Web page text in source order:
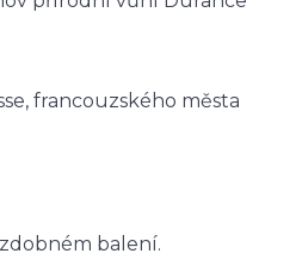
francouzského města
balení.